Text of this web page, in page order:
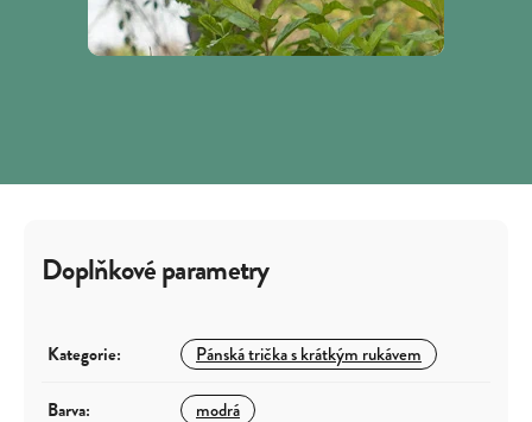
Doplňkové parametry
Kategorie: Pánská trička s krátkým rukávem
Barva: modrá